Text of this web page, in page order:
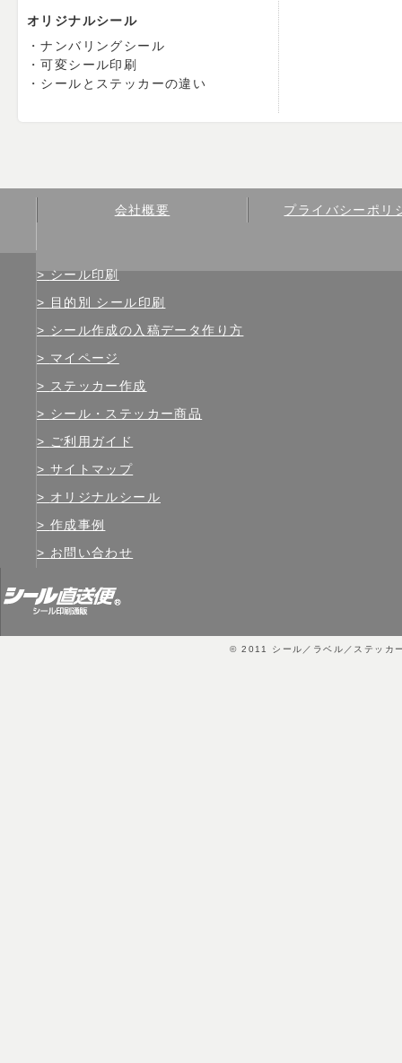
オリジナルシール
ナンバリングシール
可変シール印刷
シールとステッカーの違い
会社概要 プライバシーポリ
シール印刷
目的別 シール印刷
シール作成の入稿データ作り方
マイページ
ステッカー作成
シール・ステッカー商品
ご利用ガイド
サイトマップ
オリジナルシール
作成事例
お問い合わせ
© 2011 シール／ラベル／ステッカ